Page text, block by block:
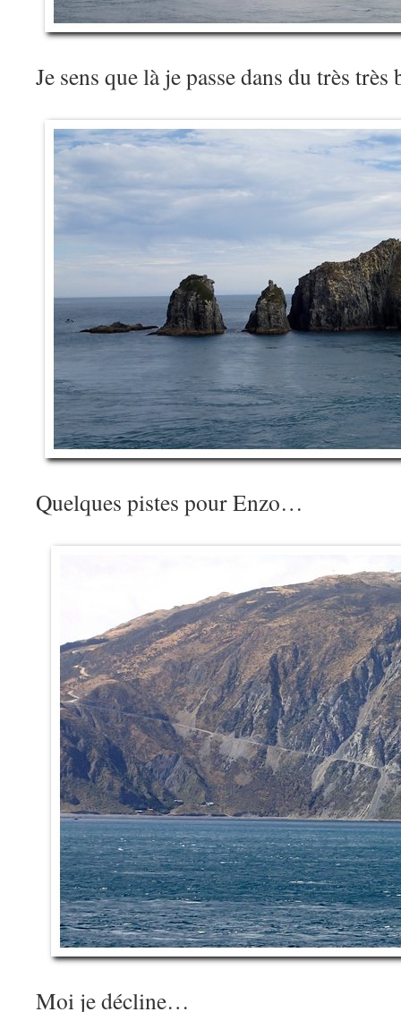
Je sens que là je passe dans du très
Quelques pistes pour Enzo…
Moi je décline…